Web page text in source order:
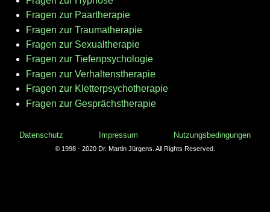
Fragen zur Paartherapie
Fragen zur Traumatherapie
Fragen zur Sexualtherapie
Fragen zur Tiefenpsychologie
Fragen zur Verhaltenstherapie
Fragen zur Kletterpsychotherapie
Fragen zur Gesprächstherapie
Datenschutz Impressum Nutzungsbedingungen
© 1998 - 2020 Dr. Martin Jürgens. All Rights Reserved.